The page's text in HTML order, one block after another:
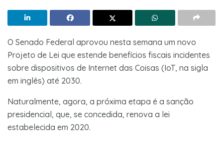
O Senado Federal aprovou nesta semana um novo
Projeto de Lei que estende benefícios fiscais incidentes
sobre dispositivos de Internet das Coisas (IoT, na sigla
em inglês) até 2030.
Naturalmente, agora, a próxima etapa é a sanção
presidencial, que, se concedida, renova a lei
estabelecida em 2020.